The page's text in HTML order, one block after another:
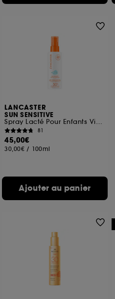
LANCASTER
SUN SENSITIVE
Spray Lacté Pour Enfants Visage & Corps SPF50+
81
45,00€
30,00€ / 100ml
Ajouter au panier